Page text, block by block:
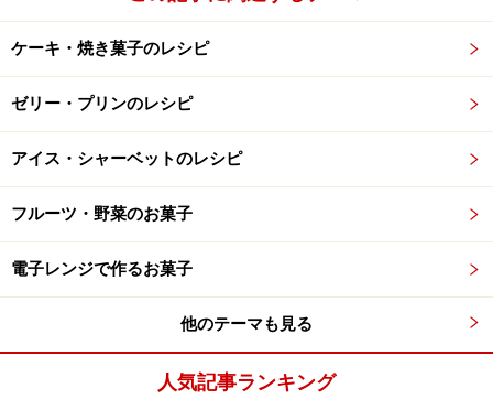
レンジで作るチョコレートプリン
出典： 電子レンジで作る簡単マグカップチョコプリン
[簡単お菓子レシピ] All About
チョコレート・卵・砂糖・牛乳を電子レンジでチンする
だけ。温かいままでも、冷やして固めてもおいしいプリ
ンです。
お店みたいな極上フレンチトースト
ケーキ・焼き菓子のレシピ
ゼリー・プリンのレシピ
アイス・シャーベットのレシピ
フルーツ・野菜のお菓子
電子レンジで作るお菓子
他のテーマも見る
人気記事ランキング